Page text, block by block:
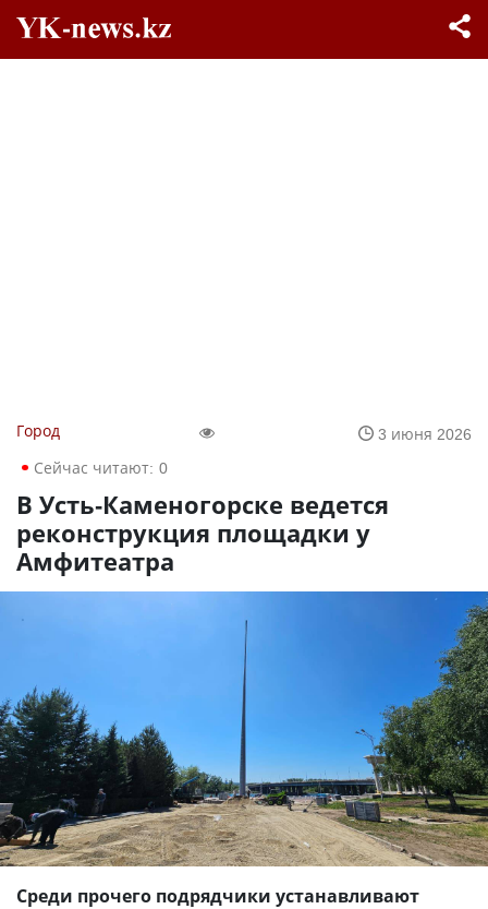
Город
3 июня 2026
Сейчас читают: 0
В Усть-Каменогорске ведется
реконструкция площадки у
Амфитеатра
Среди прочего подрядчики устанавливают